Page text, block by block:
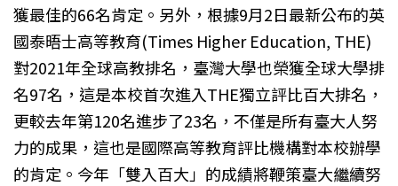
獲最佳的66名肯定。另外，根據9月2日最新公布的英
國泰晤士高等教育(Times Higher Education, THE)
對2021年全球高教排名，臺灣大學也榮獲全球大學排
名97名，這是本校首次進入THE獨立評比百大排名，
更較去年第120名進步了23名，不僅是所有臺大人努
力的成果，這也是國際高等教育評比機構對本校辦學
的肯定。今年「雙入百大」的成績將鞭策臺大繼續努